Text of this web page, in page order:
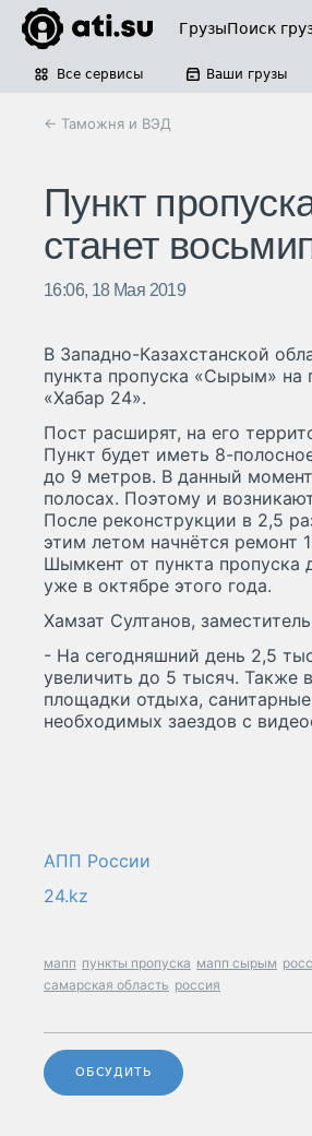
ГрузыПоиск
Все сервисы Ваши грузы
← Таможня и ВЭД
Пункт
станет
16:06, 18 Мая 2019
В Западно-Казахстанской
пункта пропуска «Сырым» на
«Хабар 24».
Пост расширят, на его
Пункт будет иметь 8-
до 9 метров. В данный
полосах. Поэтому и
После реконструкции в 2,5
этим летом начнётся
Шымкент от пункта пропуска
уже в октябре этого года.
Хамзат Султанов,
- На сегодняшний день 2,5
увеличить до 5 тысяч. Также
площадки отдыха,
необходимых заездов с
АПП России
24.kz
мапп пункты пропуска мапп сырым
самарская область россия
ОБСУДИТЬ